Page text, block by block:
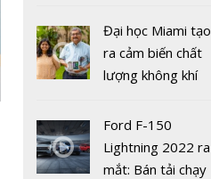
Đại học Miami tạo
ra cảm biến chất
lượng không khí
19
Ford F-150
Lightning 2022 ra
mắt: Bán tải chạy